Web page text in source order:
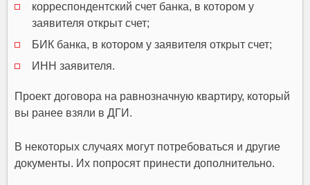
корреспондентский счет банка, в котором у
заявителя открыт счет;
БИК банка, в котором у заявителя открыт счет;
ИНН заявителя.
Проект договора на равнозначную квартиру, который
вы ранее взяли в ДГИ.
В некоторых случаях могут потребоваться и другие
документы. Их попросят принести дополнительно.